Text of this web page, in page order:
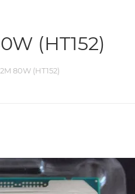
(HT152)
80W (HT152)